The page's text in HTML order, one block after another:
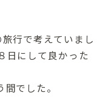
行で考えていまし
日にして良かった
でした。